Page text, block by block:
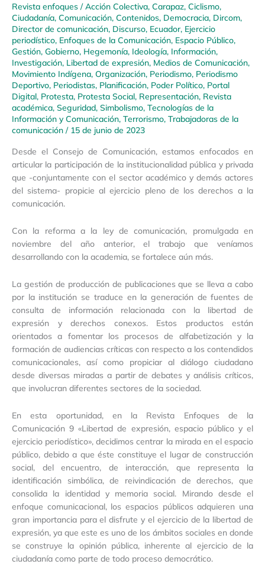
Revista enfoques /Acción Colectiva, Carapaz, Ciclismo,
Ciudadanía, Comunicación, Contenidos, Democracia, Dircom,
Director de comunicación, Discurso, Ecuador, Ejercicio
periodístico, Enfoques de la Comunicación, Espacio Público,
Gestión, Gobierno, Hegemonía, Ideología, Información,
Investigación, Libertad de expresión, Medios de Comunicación,
Movimiento Indígena, Organización, Periodismo, Periodismo
Deportivo, Periodistas, Planificación, Poder Político, Portal
Digital, Protesta, Protesta Social, Representación, Revista
académica, Seguridad, Simbolismo, Tecnologías de la
Información y Comunicación, Terrorismo, Trabajadoras de la
comunicación / 15 de junio de 2023
Desde el Consejo de Comunicación, estamos enfocados en
articular la participación de la institucionalidad pública y privada
que -conjuntamente con el sector académico y demás actores
del sistema- propicie al ejercicio pleno de los derechos a la
comunicación.
Con la reforma a la ley de comunicación, promulgada en
noviembre del año anterior, el trabajo que veníamos
desarrollando con la academia, se fortalece aún más.
La gestión de producción de publicaciones que se lleva a cabo
por la institución se traduce en la generación de fuentes de
consulta de información relacionada con la libertad de
expresión y derechos conexos. Estos productos están
orientados a fomentar los procesos de alfabetización y la
formación de audiencias críticas con respecto a los contendidos
comunicacionales, así como propiciar al diálogo ciudadano
desde diversas miradas a partir de debates y análisis críticos,
que involucran diferentes sectores de la sociedad.
En esta oportunidad, en la Revista Enfoques de la
Comunicación 9 «Libertad de expresión, espacio público y el
ejercicio periodístico», decidimos centrar la mirada en el espacio
público, debido a que éste constituye el lugar de construcción
social, del encuentro, de interacción, que representa la
identificación simbólica, de reivindicación de derechos, que
consolida la identidad y memoria social. Mirando desde el
enfoque comunicacional, los espacios públicos adquieren una
gran importancia para el disfrute y el ejercicio de la libertad de
expresión, ya que este es uno de los ámbitos sociales en donde
se construye la opinión pública, inherente al ejercicio de la
ciudadanía como parte de todo proceso democrático.